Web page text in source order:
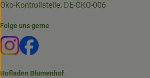
Öko-Kontrollstelle: DE-ÖKO-006
Folge uns gerne
Externer Link zu https://
Externer Link zu https://
Hofladen Blumenhof